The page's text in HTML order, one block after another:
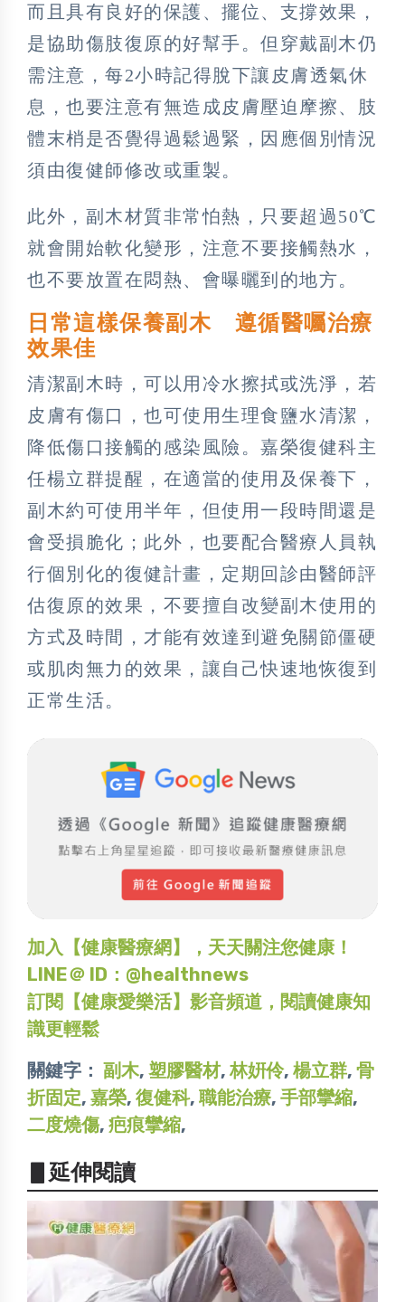
而且具有良好的保護、擺位、支撐效果，
是協助傷肢復原的好幫手。但穿戴副木仍
需注意，每2小時記得脫下讓皮膚透氣休
息，也要注意有無造成皮膚壓迫摩擦、肢
體末梢是否覺得過鬆過緊，因應個別情況
須由復健師修改或重製。
此外，副木材質非常怕熱，只要超過50℃
就會開始軟化變形，注意不要接觸熱水，
也不要放置在悶熱、會曝曬到的地方。
日常這樣保養副木 遵循醫囑治療
效果佳
清潔副木時，可以用冷水擦拭或洗淨，若
皮膚有傷口，也可使用生理食鹽水清潔，
降低傷口接觸的感染風險。嘉榮復健科主
任楊立群提醒，在適當的使用及保養下，
副木約可使用半年，但使用一段時間還是
會受損脆化；此外，也要配合醫療人員執
行個別化的復健計畫，定期回診由醫師評
估復原的效果，不要擅自改變副木使用的
方式及時間，才能有效達到避免關節僵硬
或肌肉無力的效果，讓自己快速地恢復到
正常生活。
加入【健康醫療網】，天天關注您健康！
LINE＠ ID：@healthnews
訂閱【健康愛樂活】影音頻道，閱讀健康知
識更輕鬆
關鍵字： 副木, 塑膠醫材,林姸伶, 楊立群, 骨
折固定, 嘉榮, 復健科, 職能治療, 手部攣縮,
二度燒傷, 疤痕攣縮,
▋延伸閱讀